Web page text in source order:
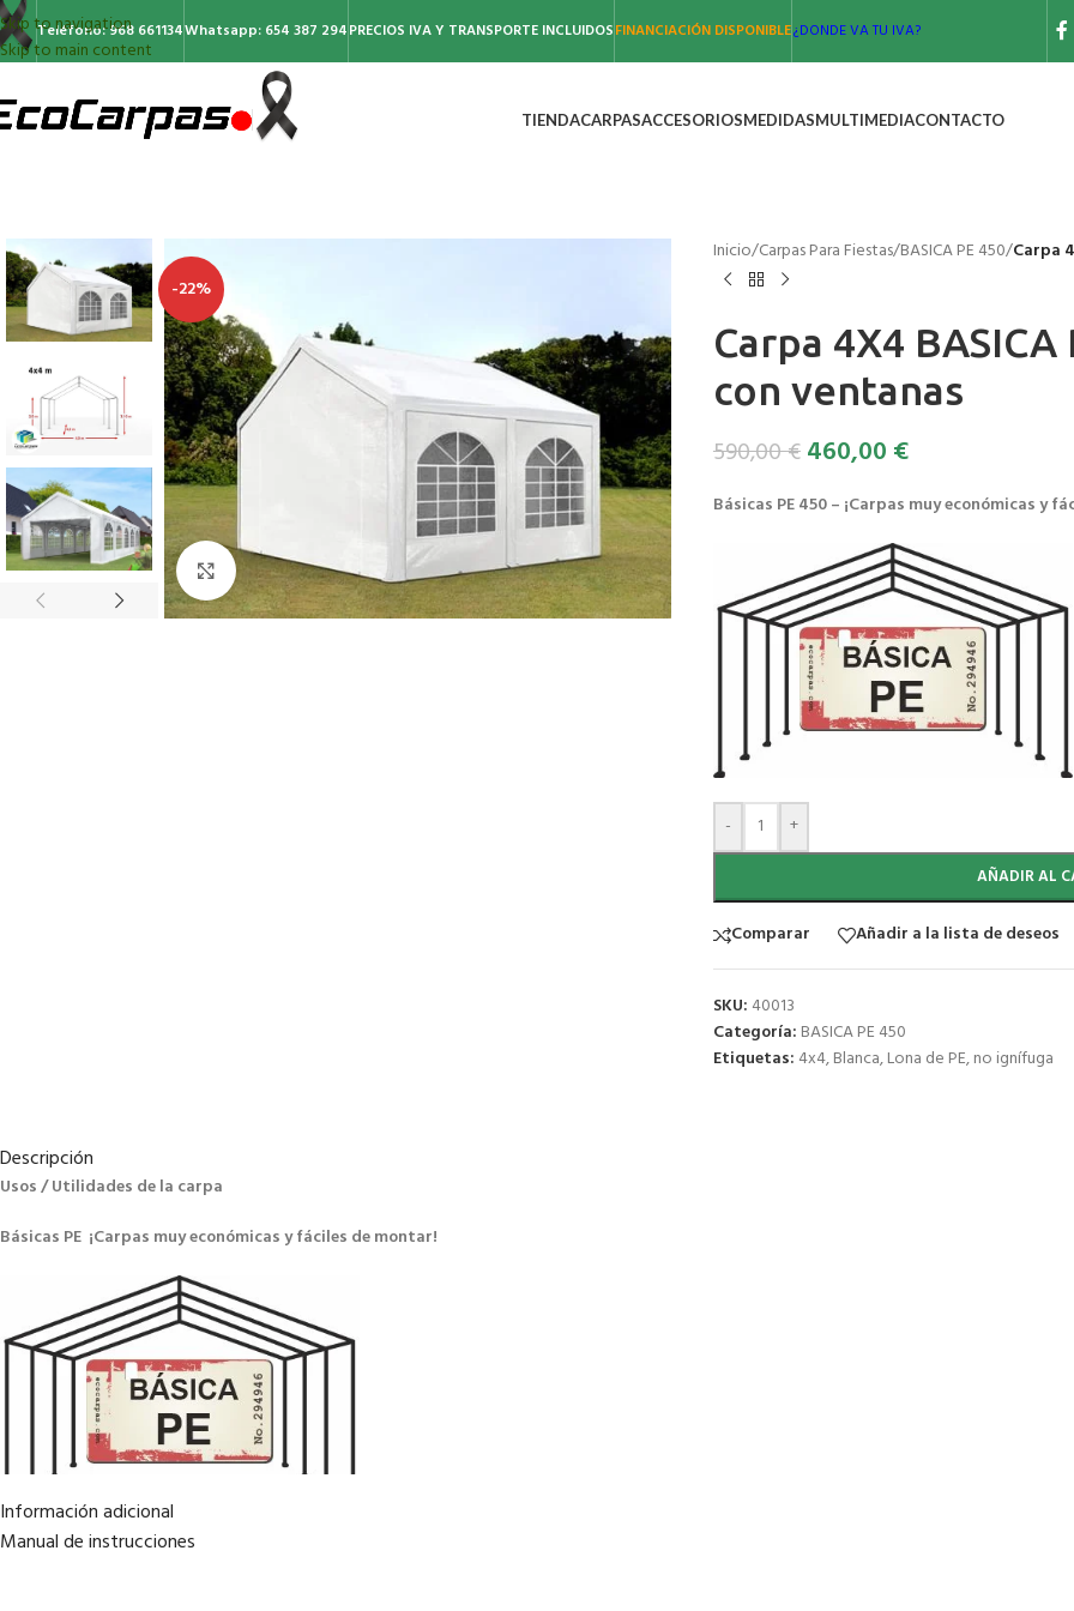
Skip to navigation
Skip to main content
Teléfono: 968 661134Whatsapp: 654 387 294PRECIOS IVA Y TRANSPORTE INCLUIDOSFINANCIACIÓN DISPONIBLE¿DONDE VA TU IVA?
TIENDACARPASACCESORIOSMEDIDASMULTIMEDIACONTACTO
-22%
Clic para ampliar
Inicio/Carpas Para Fiestas/BASICA PE 450/Carpa
Carpa 4X4 BASICA
con ventanas
590,00€460,00 €
Básicas PE 450 – ¡Carpas muy económicas y
- +
AÑADIR AL
Comparar Añadir a la lista de deseos
SKU: 40013
Categoría: BASICA PE 450
Etiquetas: 4x4,Blanca,Lona de PE,no ignífuga
Descripción
Usos / Utilidades de la carpa
Básicas PE ¡Carpas muy económicas y fáciles de montar!
Carpas para fiesta (bodas comuniones..) para el jardín o la terraza
Información adicional
Manual de instrucciones